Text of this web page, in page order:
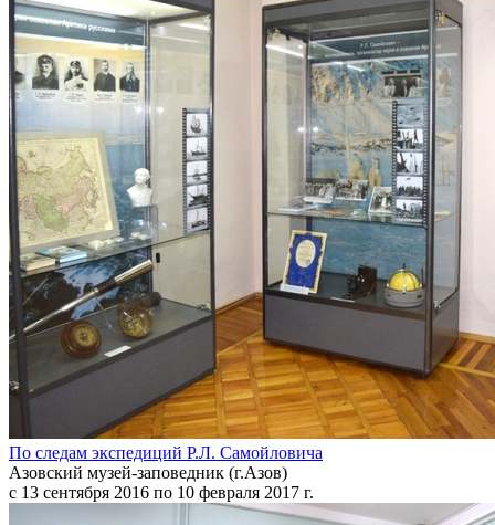
По следам экспедиций Р.Л. Самойловича
Азовский музей-заповедник (г.Азов)
c 13 сентября 2016 по 10 февраля 2017 г.